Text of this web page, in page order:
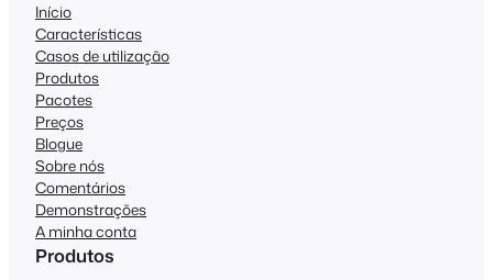
Início
Características
Casos de utilização
Produtos
Pacotes
Preços
Blogue
Sobre nós
Comentários
Demonstrações
A minha conta
Produtos